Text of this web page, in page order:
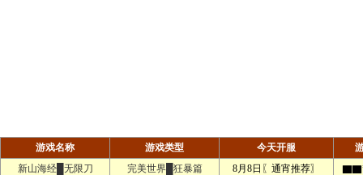
游戏名称 游戏类型 今天开服
新山海经█无限刀
完美世界█狂暴篇 8月8日〖通宵推荐〗